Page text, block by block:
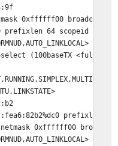
0xffffff00 broadcast
64 scopeid 0x1
(100baseTX <full-
prefixlen 64
0xffffff00 broadcast